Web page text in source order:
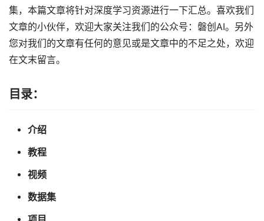
集，本篇文章将针对深度学习资源进行一下汇总。喜欢我们
文章的小伙伴，欢迎大家关注我们的公众号：磐创AI。另外
您对我们的文章有任何的意见或是文章中的不足之处，欢迎
在文末留言。
目录：
介绍
教程
视频
数据集